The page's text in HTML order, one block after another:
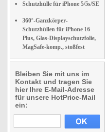
Schutzhülle für iPhone 5/5s/SE
360°-Ganzkörper-
Schutzhüllen für iPhone 16
Plus, Glas-Displayschutzfolie,
MagSafe-komp., stoßfest
Bleiben Sie mit uns im
Kontakt und tragen Sie
hier Ihre E-Mail-Adresse
für unsere HotPrice-Mail
ein: